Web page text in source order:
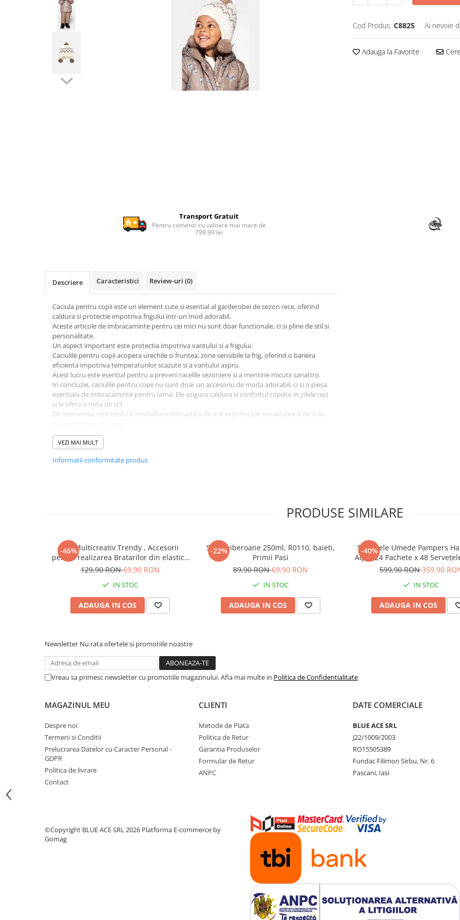
Ghiozdane si genti
Harti de perete si globuri
Librarie online
Tampoane pentru San
Arme de jucarie
Ateliere si bancuri de lucru
Bucatarii copii
Carucioare papusi si accesorii
Casute de papusi si mobilier
Cuburi si caramizi
Elicoptere, avioane si nave de
Frumusete, bijuterii si accesorii
Set joaca gradinarit
Seturi de constructie
Utilaje constructie de jucarie
Hrana bebelusi
Biberoane, tetine si accesorii
Scaune de masa bebe
Suzete si accesorii
Carti pentru copii
Atlase si enciclopedii pentru copii
Balansoare copii
Cod Produs: C8825 Ai nevoie
Adauga la Favorite
Transport Gratuit
Pentru comenzi cu valoare mai mare de
799.99 lei
Descriere Caracteristici Review-uri (0)
Caciula pentru copii este un element cute si esential al garderobei de sezon rece, oferind
caldura si protectie impotriva frigului intr-un mod adorabil.
Aceste articole de imbracaminte pentru cei mici nu sunt doar functionale, ci si pline de stil si
personalitate.
Un aspect important este protectia impotriva vantului si a frigului.
Caciulile pentru copii acopera urechile si fruntea, zone sensibile la frig, oferind o bariera
eficienta impotriva temperaturilor scazute si a vantului aspru.
Acest lucru este esential pentru a preveni racelile sezoniere si a mentine micutii sanatosi.
In concluzie, caciulile pentru copii nu sunt doar un accesoriu de moda adorabil, ci si o piesa
esentiala de imbracaminte pentru iarna. Ele asigura caldura si confortul copiilor in zilele reci
si le ofera o nota de stil.
De asemenea, reprezinta o modalitate distractiva de a-si exprima personalitatea si de a se
VEZI MAI MULT
Informatii conformitate produs
PRODUSE SIMILARE
-46%
Set Multicreativ Trendy , Accesorii
pentru realizarea Bratarilor din elastic ,
Rainbow Loom Bands , 3500 piese ,
129,90 RON69,90 RON
IN STOC
ADAUGA IN COS
-22%
Set 6 biberoane 250ml, R0110, baieti,
Primii Pasi
89,90 RON69,90 RON
IN STOC
ADAUGA IN COS
-40%
Șervețele Umede Pampers Harmonie
Aqua 24 Pachete x 48
Servețele pentru Bebeluși, protejează
delicată cu 99% apă pura
599,90 RON359,90
IN STOC
ADAUGA IN COS
Newsletter Nu rata ofertele si promotiile noastre
Vreau sa primesc newsletter cu promotiile magazinului. Afla mai multe in Politica de Confidentialitate
MAGAZINUL MEU
Despre noi
Termeni si Conditii
Prelucrarea Datelor cu Caracter Personal -
GDPR
Politica de livrare
Contact
CLIENTI
Metode de Plata
Politica de Retur
Garantia Produselor
Formular de Retur
ANPC
DATE COMERCIALE
BLUE ACE SRL
J22/1009/2003
RO15505389
Fundac Filimon Sirbu, Nr. 6
Pascani, Iasi
©Copyright BLUE ACE SRL 2026 Platforma E-commerce by
Gomag